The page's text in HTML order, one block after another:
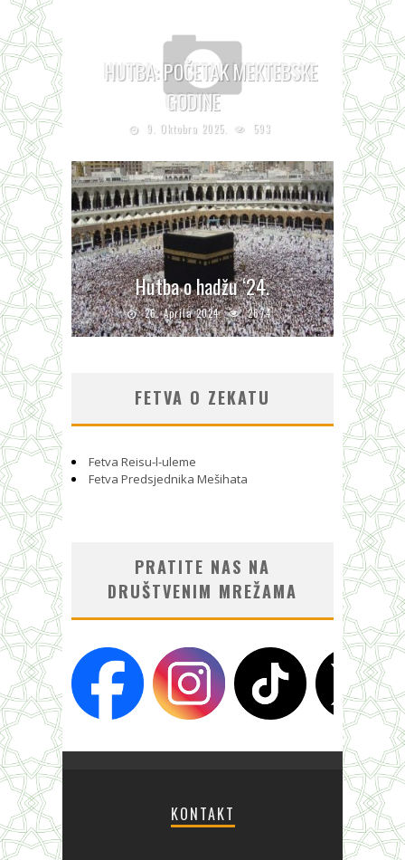
HUTBA: POČETAK MEKTEBSKE
GODINE
9. Oktobra 2025. 593
Hutba o hadžu ‘24.
26. Aprila 2024. 2674
FETVA O ZEKATU
Fetva Reisu-l-uleme
Fetva Predsjednika Mešihata
PRATITE NAS NA
DRUŠTVENIM MREŽAMA
KONTAKT